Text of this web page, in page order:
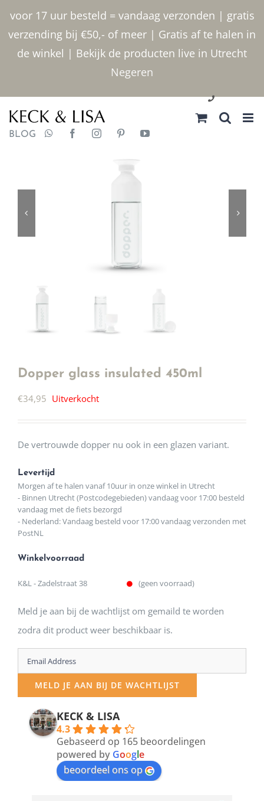
voor 17 uur besteld = vandaag verzonden | gratis
verzending bij €50,- of meer | Gratis af te halen in
de winkel | Bekijk de producten live in Utrecht
Negeren
inhoud
030 2400000
BLOG
Dopper glass insulated 450ml
€34,95 Uitverkocht
De vertrouwde dopper nu ook in een glazen variant.
Levertijd
Morgen af te halen vanaf 10uur in onze winkel in Utrecht
- Binnen Utrecht (Postcodegebieden) vandaag voor 17:00 besteld
vandaag met de fiets bezorgd
- Nederland: Vandaag besteld voor 17:00 vandaag verzonden met
PostNL
Winkelvoorraad
K&L - Zadelstraat 38 (geen voorraad)
Meld je aan bij de wachtlijst om gemaild te worden
zodra dit product weer beschikbaar is.
Enter
your
email
address
MELD JE AAN BIJ DE WACHTLIJST
KECK & LISA
4.3
Gebaseerd op 165 beoordelingen
powered by Google
beoordeel ons op